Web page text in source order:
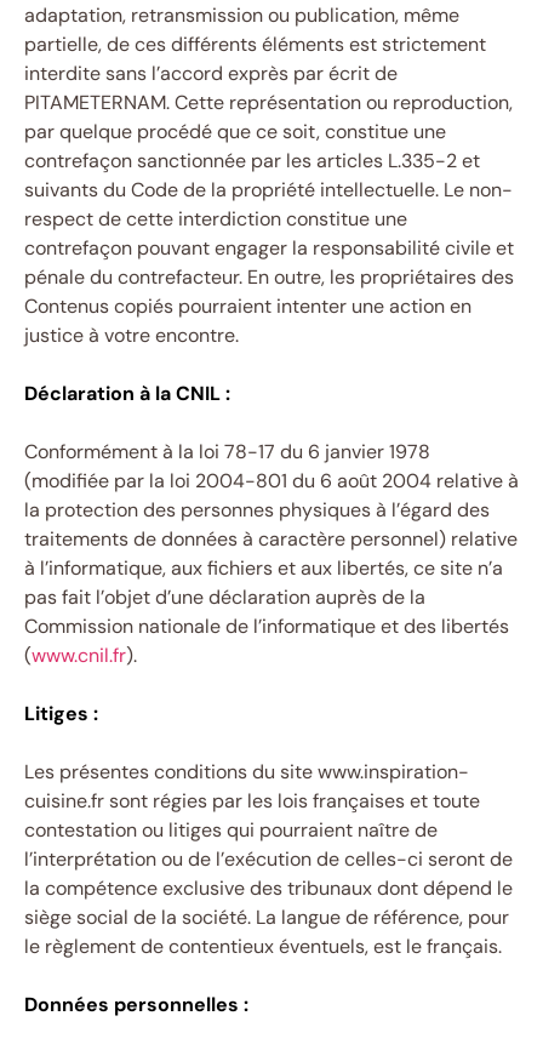
adaptation, retransmission ou publication, même
partielle, de ces différents éléments est strictement
interdite sans l’accord exprès par écrit de
PITAMETERNAM. Cette représentation ou reproduction,
par quelque procédé que ce soit, constitue une
contrefaçon sanctionnée par les articles L.335-2 et
suivants du Code de la propriété intellectuelle. Le non-
respect de cette interdiction constitue une
contrefaçon pouvant engager la responsabilité civile et
pénale du contrefacteur. En outre, les propriétaires des
Contenus copiés pourraient intenter une action en
justice à votre encontre.
Déclaration à la CNIL :
Conformément à la loi 78-17 du 6 janvier 1978
(modifiée par la loi 2004-801 du 6 août 2004 relative à
la protection des personnes physiques à l’égard des
traitements de données à caractère personnel) relative
à l’informatique, aux fichiers et aux libertés, ce site n’a
pas fait l’objet d’une déclaration auprès de la
Commission nationale de l’informatique et des libertés
(www.cnil.fr).
Litiges :
Les présentes conditions du site www.inspiration-
cuisine.fr sont régies par les lois françaises et toute
contestation ou litiges qui pourraient naître de
l’interprétation ou de l’exécution de celles-ci seront de
la compétence exclusive des tribunaux dont dépend le
siège social de la société. La langue de référence, pour
le règlement de contentieux éventuels, est le français.
Données personnelles :